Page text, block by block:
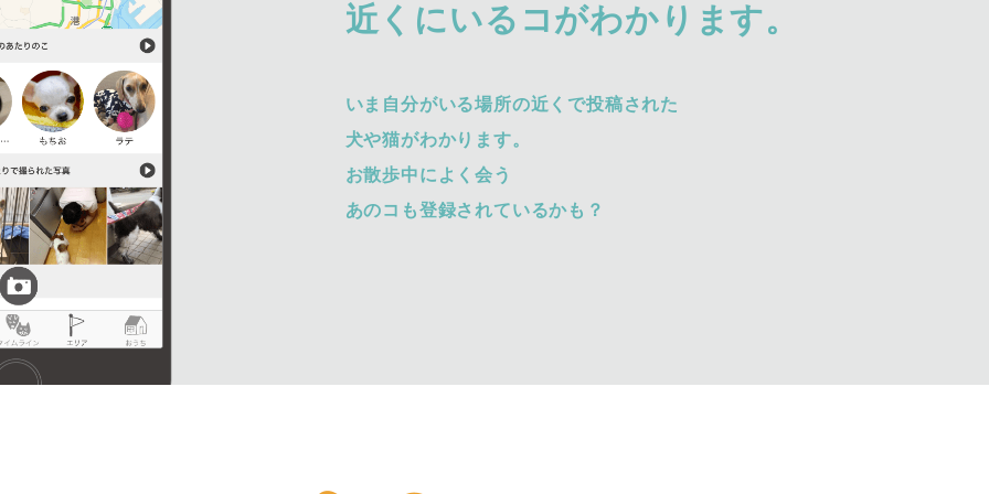
近くにいるコがわかります。
いま自分がいる場所の近くで投稿された
犬や猫がわかります。
お散歩中によく会う
あのコも登録されているかも？